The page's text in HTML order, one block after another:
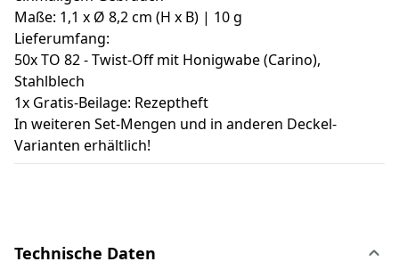
Maße: 1,1 x Ø 8,2 cm (H x B) | 10 g
Lieferumfang:
50x TO 82 - Twist-Off mit Honigwabe (Carino),
Stahlblech
1x Gratis-Beilage: Rezeptheft
In weiteren Set-Mengen und in anderen Deckel-
Varianten erhältlich!
Technische Daten